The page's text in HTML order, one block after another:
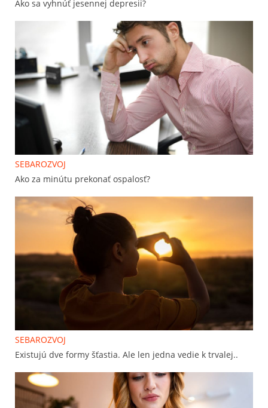
Ako sa vyhnúť jesennej depresii?
SEBAROZVOJ
Ako za minútu prekonať ospalosť?
SEBAROZVOJ
Existujú dve formy šťastia. Ale len jedna vedie k trvalej..